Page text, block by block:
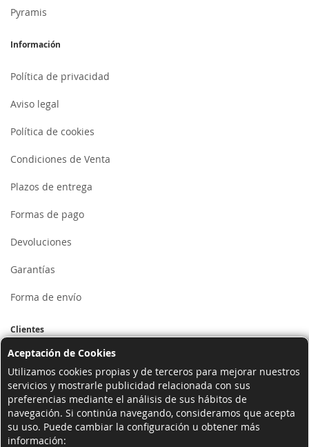
Aceptación de Cookies
Utilizamos cookies propias y de terceros para mejorar nuestros
servicios y mostrarle publicidad relacionada con sus
preferencias mediante el análisis de sus hábitos de
navegación. Si continúa navegando, consideramos que acepta
su uso. Puede cambiar la configuración u obtener más
información:
Pyramis
Información
Política de privacidad
Aviso legal
Política de cookies
Condiciones de Venta
Plazos de entrega
Formas de pago
Devoluciones
Garantías
Forma de envío
Clientes
Mi cuenta
Registrarse
Iniciar sesión
Contactar